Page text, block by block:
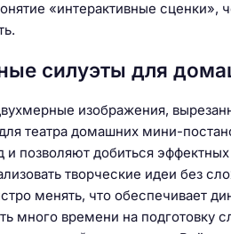
«интерактивные
силуэты для
изображения,
театра домашних мини-
позволяют добиться
творческие идеи без
менять, что обеспечивает
много времени на подготовку